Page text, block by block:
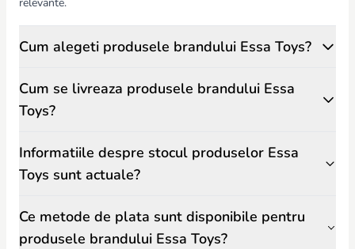
Cum alegeti produsele brandului Essa Toys?
Cum se livreaza produsele brandului Essa
Toys?
Informatiile despre stocul produselor Essa
Toys sunt actuale?
Ce metode de plata sunt disponibile pentru
produsele brandului Essa Toys?